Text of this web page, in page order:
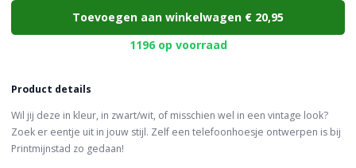
Toevoegen aan winkelwagen € 20,95
1196 op voorraad
Product details
Wil jij deze in kleur, in zwart/wit, of misschien wel in een vintage look?
Zoek er eentje uit in jouw stijl. Zelf een telefoonhoesje ontwerpen is bij
Printmijnstad zo gedaan!